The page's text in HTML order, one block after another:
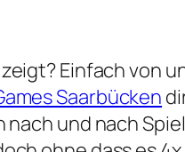
Einfach von
Saarbücken
und nach